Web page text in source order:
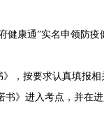
康通”实名申领防疫
按要求认真填报相
书》进入考点，并在